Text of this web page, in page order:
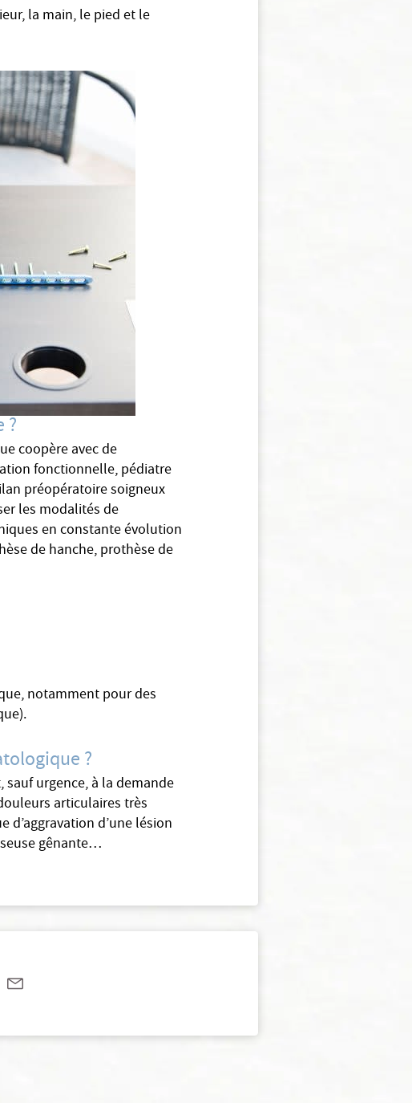
la main, le pied et le
?
coopère avec de
fonctionnelle, pédiatre
préopératoire soigneux
les modalités de
en constante évolution
de hanche, prothèse de
notamment pour des
?
urgence, à la demande
articulaires très
d’une lésion
gênante…